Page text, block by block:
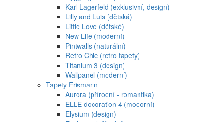
Karl Lagerfeld (exklusivní, design)
Lilly and Luis (dětská)
Little Love (dětské)
New Life (moderní)
Pintwalls (naturální)
Retro Chic (retro tapety)
Titanium 3 (design)
Wallpanel (moderní)
Tapety Erismann
Aurora (přírodní - romantika)
ELLE decoration 4 (moderní)
Elysium (design)